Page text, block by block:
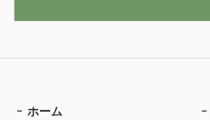
ホーム